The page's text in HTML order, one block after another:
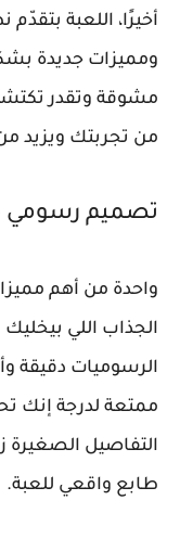
أخيرًا، اللعبة
مشوقة وتقدر
من تجربتك ويزيد
تصميم رسومي
الجذاب اللي
الرسوميات دقيقة
ممتعة لدرجة إنك
التفاصيل
طابع واقعي للعبة.